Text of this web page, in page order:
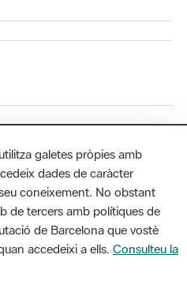
1a planta. Badajoz, 49. 08005
galetes pròpies amb
dades de caràcter
coneixement. No obstant
de tercers amb polítiques de
de Barcelona que vostè
accedeixi a ells. Consulteu la